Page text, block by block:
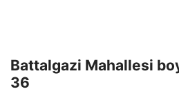
Battalgazi Mahallesi
36